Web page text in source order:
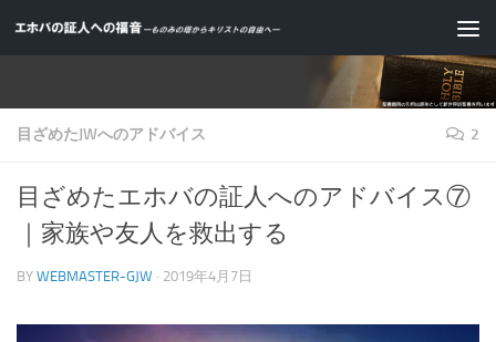
コンテンツへスキップ
目ざめたJWへのアドバイス 2
目ざめたエホバの証人へのアドバイス⑦
｜家族や友人を救出する
BY WEBMASTER-GJW · 2019年4月7日